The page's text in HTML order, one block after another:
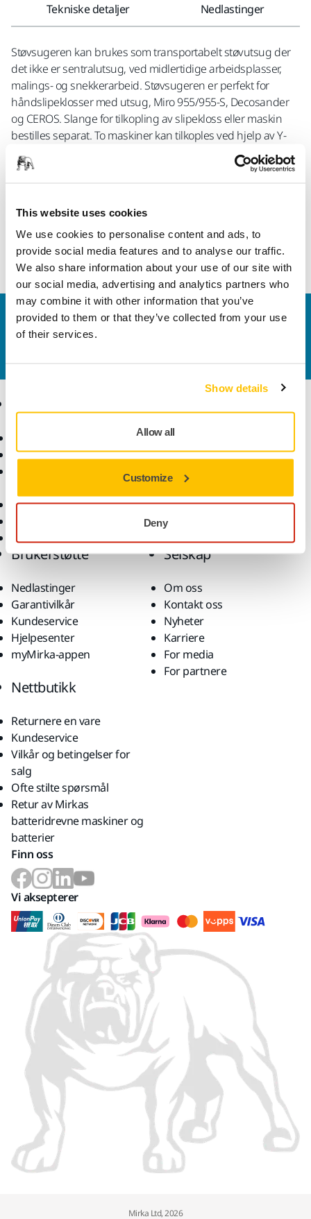
This website uses cookies
We use cookies to personalise content and ads, to
provide social media features and to analyse our traffic.
We also share information about your use of our site with
our social media, advertising and analytics partners who
may combine it with other information that you’ve
provided to them or that they’ve collected from your use
of their services.
Show details
Allow all
Customize
Deny
Tekniske detaljer Nedlastinger
Støvsugeren kan brukes som transportabelt støvutsug der
det ikke er sentralutsug, ved midlertidige arbeidsplasser,
malings- og snekkerarbeid. Støvsugeren er perfekt for
håndslipeklosser med utsug, Miro 955/955-S, Decosander
og CEROS. Slange for tilkopling av slipekloss eller maskin
bestilles separat. To maskiner kan tilkoples ved hjelp av Y-
kopling. For autostart av trykkluftsdrevne maskiner kreves
pneumatisk startboks 8999701011, elektriske maskiner
våtsuging. En fleecepose følger med. Filteret rengjøres
enkelt med en knapp på støvsugeren, såkalt push & clean-
system.
Kontakt oss
Vil du vite mer?
Støvfri sliping
Tilbehør og forbruksvarer
Toppmerker
Bransjer
Bruksområder
Løsninger
Brukerstøtte
Nedlastinger
Garantivilkår
Kundeservice
Hjelpesenter
myMirka-appen
Selskap
Om oss
Kontakt oss
Nyheter
Karriere
For media
For partnere
Nettbutikk
Returnere en vare
Kundeservice
Vilkår og betingelser for
salg
Ofte stilte spørsmål
Retur av Mirkas
batteridrevne maskiner og
batterier
Finn oss
Vi aksepterer
Mirka Ltd, 2026